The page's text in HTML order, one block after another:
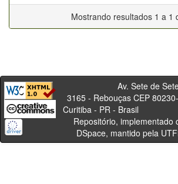
Mostrando resultados 1 a 1
Av. Sete de
3165 - Rebouças CEP
Curitiba - PR -
Repositório, implementado
DSpace, mantido pela